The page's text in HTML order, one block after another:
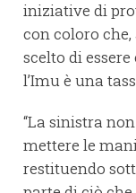
iniziative di
con coloro
scelto di
l’Imu è una
“La sinistra
mettere le
restituendo